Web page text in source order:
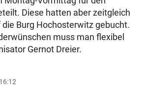
Diese hatten aber zeitgleich
Burg Hochosterwitz gebucht.
muss man flexibel
Gernot Dreier.